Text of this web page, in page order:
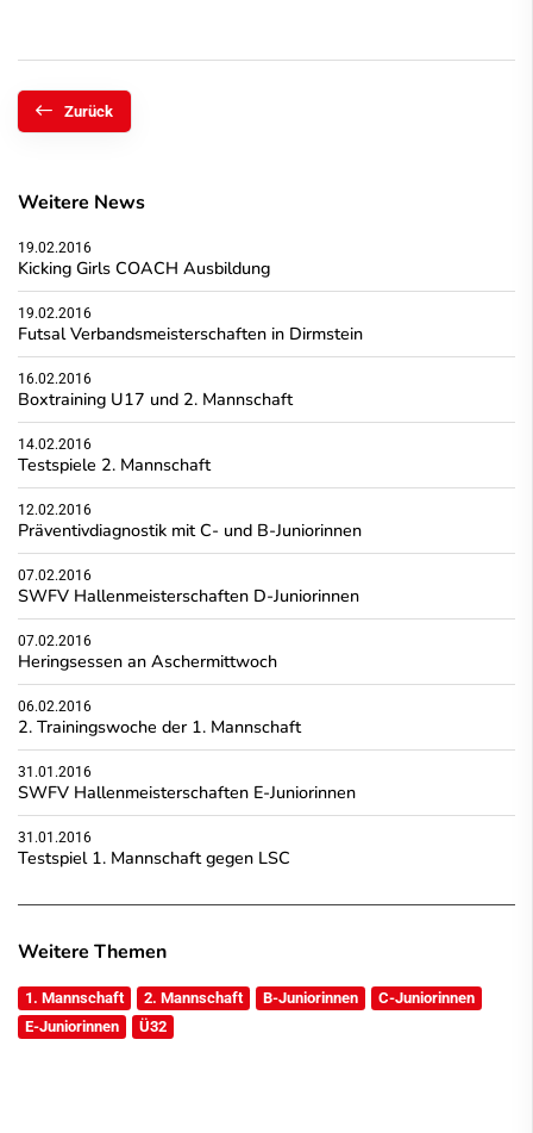
Zurück
Weitere News
19.02.2016
Kicking Girls COACH Ausbildung
19.02.2016
Futsal Verbandsmeisterschaften in Dirmstein
16.02.2016
Boxtraining U17 und 2. Mannschaft
14.02.2016
Testspiele 2. Mannschaft
12.02.2016
Präventivdiagnostik mit C- und B-Juniorinnen
07.02.2016
SWFV Hallenmeisterschaften D-Juniorinnen
07.02.2016
Heringsessen an Aschermittwoch
06.02.2016
2. Trainingswoche der 1. Mannschaft
31.01.2016
SWFV Hallenmeisterschaften E-Juniorinnen
31.01.2016
Testspiel 1. Mannschaft gegen LSC
Weitere Themen
1. Mannschaft 2. Mannschaft B-Juniorinnen
C-Juniorinnen
E-Juniorinnen
Ü32